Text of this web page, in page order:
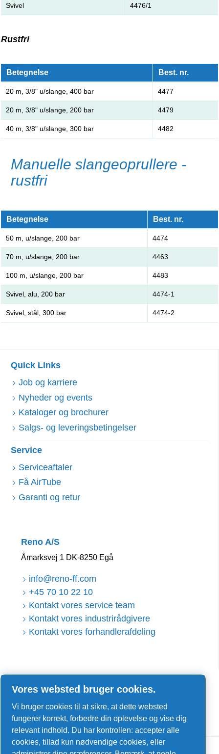
Svivel 4476/1
Rustfri
Betegnelse Best. nr.
20 m, 3/8" u/slange, 400 bar 4477
20 m, 3/8" u/slange, 200 bar 4479
40 m, 3/8" u/slange, 300 bar 4482
Manuelle slangeoprullere -
rustfri
Betegnelse Best. nr.
50 m, u/slange, 200 bar 4474
70 m, u/slange, 200 bar 4463
100 m, u/slange, 200 bar 4483
Svivel, alu, 200 bar 4474-1
Svivel, stål, 300 bar 4474-2
Quick Links
Job og karriere
Nyheder og events
Kataloger og brochurer
Salgs- og leveringsbetingelser
Service
Serviceaftaler
Få AirTube
Garanti og retur
Reno A/S
Åmarksvej 1 DK-8250 Egå
info@reno-ff.com
+45 70 10 22 10
Kontakt vores service team
Kontakt vores industrirådgivere
Kontakt vores forhandlerafdeling
LinkedIn
Facebook
YouTube
Vores websted bruger cookies.
Vi bruger cookies til at sikre, at dette websted
fungerer korrekt, forbedre din oplevelse og vise dig
relevant indhold. Du har kontrollen: accepter alle
cookies, tillad kun nødvendige cookies, eller